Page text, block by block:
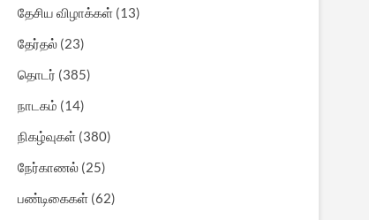
தேசிய விழாக்கள் (13)
தேர்தல் (23)
தொடர் (385)
நாடகம் (14)
நிகழ்வுகள் (380)
நேர்காணல் (25)
பண்டிகைகள் (62)